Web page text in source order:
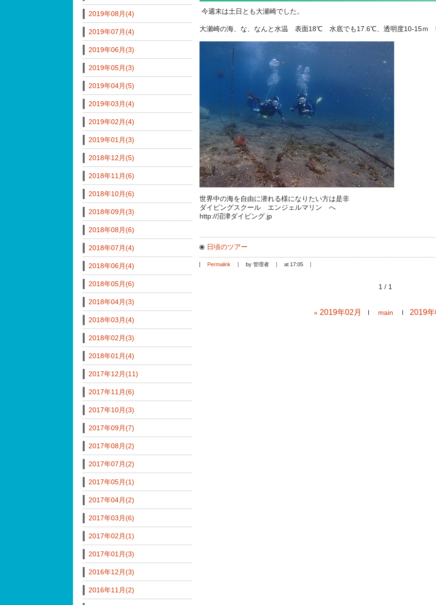
今週末は土日とも大瀬崎でした。
大瀬崎の海、な、なんと水温 表面18℃ 水底でも17.6℃、透明度10-15ｍ
世界中の海を自由に潜れる様になりたい方は是非
ダイビングスクール エンジェルマリン へ
http://沼津ダイビング.jp
日頃のツアー
Permalink by 管理者 at 17:05
1 / 1
« 2019年02月 main 2019
2019年08月(4)
2019年07月(4)
2019年06月(3)
2019年05月(3)
2019年04月(5)
2019年03月(4)
2019年02月(4)
2019年01月(3)
2018年12月(5)
2018年11月(6)
2018年10月(6)
2018年09月(3)
2018年08月(6)
2018年07月(4)
2018年06月(4)
2018年05月(6)
2018年04月(3)
2018年03月(4)
2018年02月(3)
2018年01月(4)
2017年12月(11)
2017年11月(6)
2017年10月(3)
2017年09月(7)
2017年08月(2)
2017年07月(2)
2017年05月(1)
2017年04月(2)
2017年03月(6)
2017年02月(1)
2017年01月(3)
2016年12月(3)
2016年11月(2)